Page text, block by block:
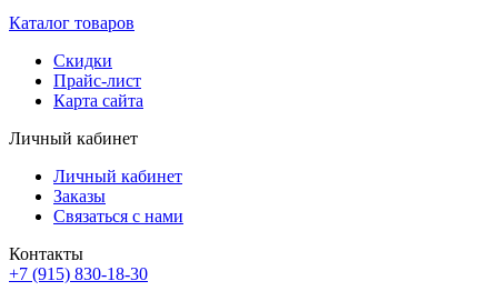
Каталог товаров
Скидки
Прайс-лист
Карта сайта
Личный кабинет
Личный кабинет
Заказы
Связаться с нами
Контакты
+7 (915) 830-18-30